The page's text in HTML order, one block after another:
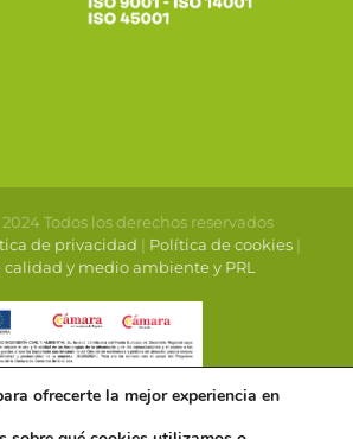
Todos los derechos reservados
de privacidad | Política de cookies |
calidad y medio ambiente y PRL
ofrecerte la mejor experiencia en